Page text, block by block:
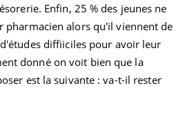
Enfin, 25 % des jeunes ne
pharmacien alors qu'il viennent de
diffiiciles pour avoir leur
donné on voit bien que la
est la suivante : va-t-il rester